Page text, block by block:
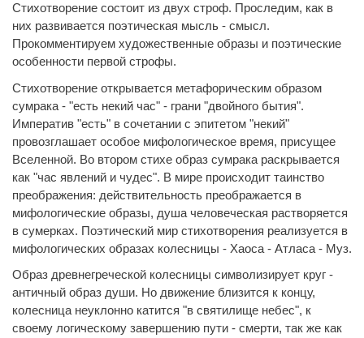
Стихотворение состоит из двух строф. Проследим, как в
них развивается поэтическая мысль - смысл.
Прокомментируем художественные образы и поэтические
особенности первой строфы.
Стихотворение открывается метафорическим образом
сумрака - "есть некий час" - грани "двойного бытия".
Императив "есть" в сочетании с эпитетом "некий"
провозглашает особое мифологическое время, присущее
Вселенной. Во втором стихе образ сумрака раскрывается
как "час явлений и чудес". В мире происходит таинство
преображения: действительность преображается в
мифологические образы, душа человеческая растворяется
в сумерках. Поэтический мир стихотворения реализуется в
мифологических образах колесницы - Хаоса - Атласа - Муз.
Образ древнегреческой колесницы символизирует круг -
античный образ души. Но движение близится к концу,
колесница неуклонно катится "в святилище небес", к
своему логическому завершению пути - смерти, так же как